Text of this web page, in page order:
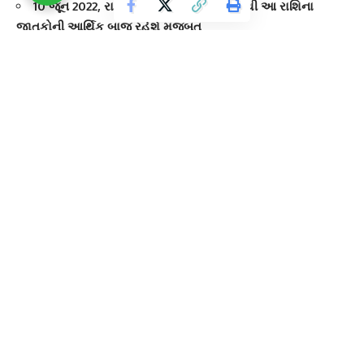
10 જૂન 2022, રાશિફળ : લક્ષ્મી માતાની કૃપાથી આ રાશિના
જાતકોની આર્થિક બાજુ રહેશે મજબુત